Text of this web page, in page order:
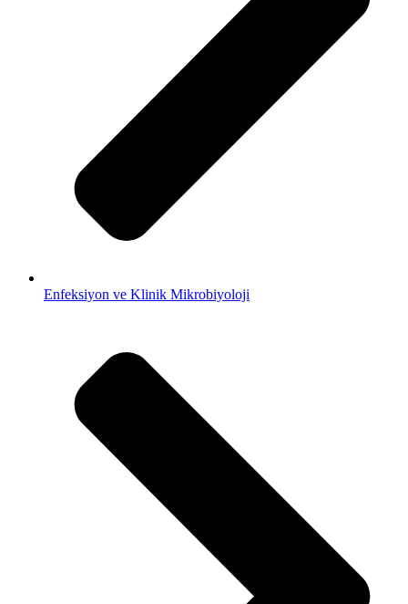
Enfeksiyon ve Klinik Mikrobiyoloji